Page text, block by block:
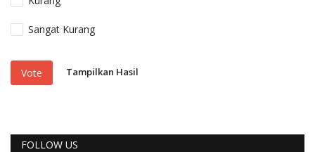
Sangat Kurang
Vote Tampilkan Hasil
FOLLOW US